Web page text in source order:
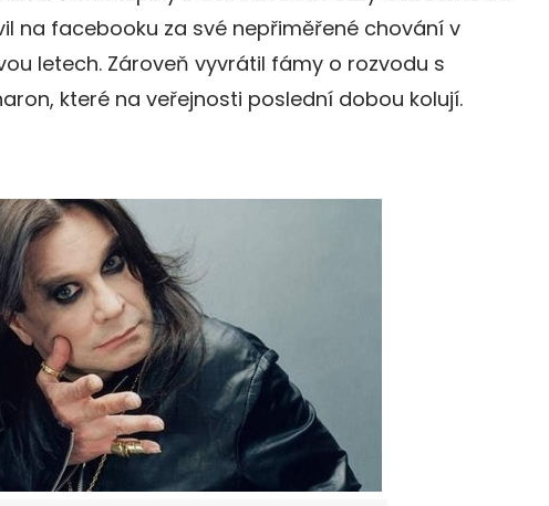
na facebooku za své nepřiměřené chování v
letech. Zároveň vyvrátil fámy o rozvodu s
které na veřejnosti poslední dobou kolují.